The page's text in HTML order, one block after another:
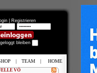
| Registrieren
bleiben
VÖ
| TEAM | HOME